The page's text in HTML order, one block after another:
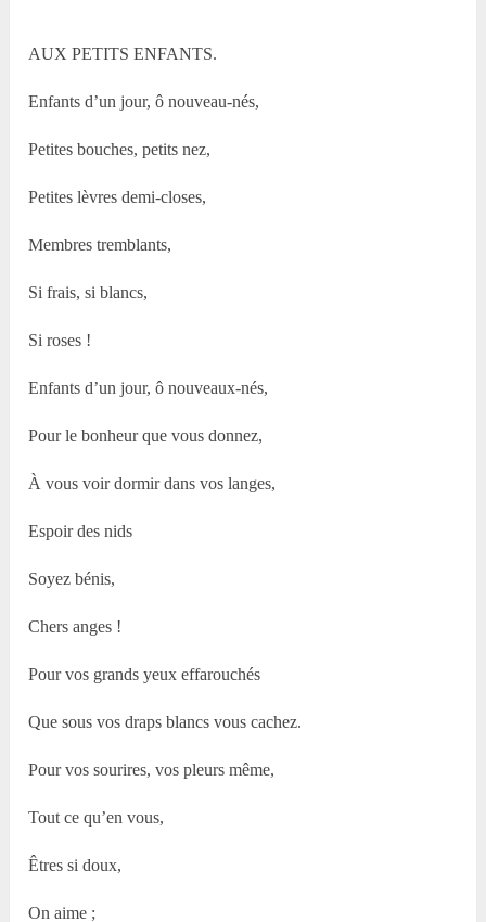
AUX PETITS ENFANTS.
Enfants d’un jour, ô nouveau-nés,
Petites bouches, petits nez,
Petites lèvres demi-closes,
Membres tremblants,
Si frais, si blancs,
Si roses !
Enfants d’un jour, ô nouveaux-nés,
Pour le bonheur que vous donnez,
À vous voir dormir dans vos langes,
Espoir des nids
Soyez bénis,
Chers anges !
Pour vos grands yeux effarouchés
Que sous vos draps blancs vous cachez.
Pour vos sourires, vos pleurs même,
Tout ce qu’en vous,
Êtres si doux,
On aime ;